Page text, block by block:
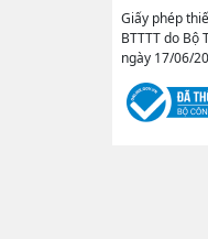
Giấy phép
BTTTT do Bộ
ngày 17/06/